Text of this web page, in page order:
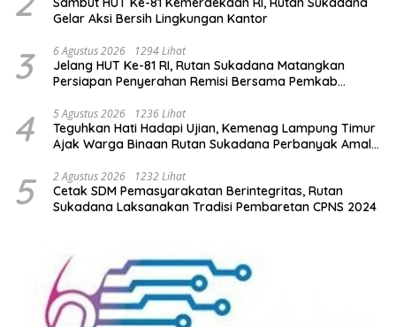
Gelar Aksi Bersih Lingkungan Kantor
3 6 Agustus 2026 1294 Lihat
Jelang HUT Ke-81 RI, Rutan Sukadana Matangkan
Persiapan Penyerahan Remisi Bersama Pemkab
4 5 Agustus 2026 1236 Lihat
Teguhkan Hati Hadapi Ujian, Kemenag Lampung Timur
Ajak Warga Binaan Rutan Sukadana Perbanyak Amal
5 2 Agustus 2026 1232 Lihat
Cetak SDM Pemasyarakatan Berintegritas, Rutan
Sukadana Laksanakan Tradisi Pembaretan CPNS 2024